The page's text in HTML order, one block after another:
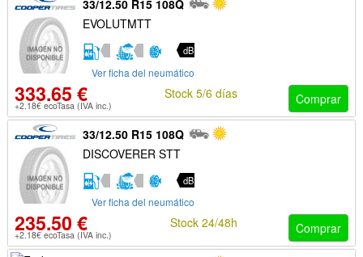
33/12.50 R15 108Q
EVOLUTMTT
dB
Ver ficha del neumático
333.65 €
+2.18€ ecoTasa (IVA inc.) Comprar
Stock 5/6 días
33/12.50 R15 108Q
DISCOVERER STT
dB
Ver ficha del neumático
235.50 €
+2.18€ ecoTasa (IVA inc.) Comprar
Stock 24/48h